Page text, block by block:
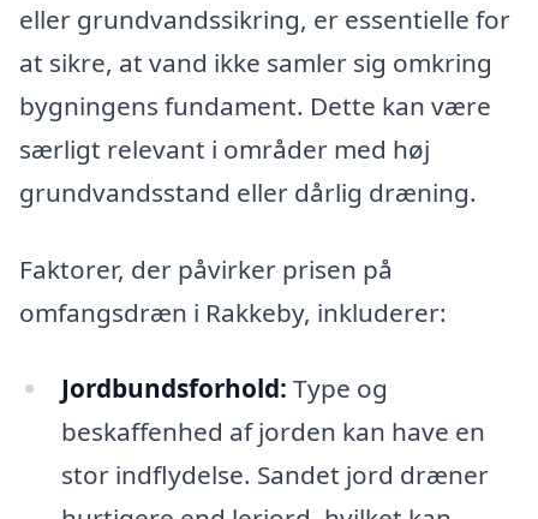
eller grundvandssikring, er essentielle for
at sikre, at vand ikke samler sig omkring
bygningens fundament. Dette kan være
særligt relevant i områder med høj
grundvandsstand eller dårlig dræning.
Faktorer, der påvirker prisen på
omfangsdræn i Rakkeby, inkluderer:
Jordbundsforhold: Type og
beskaffenhed af jorden kan have en
stor indflydelse. Sandet jord dræner